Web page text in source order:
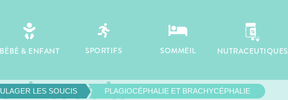

BÉBÉ & ENFANT

SPORTIFS

SOMMEIL NUTRACEUTIQUES
LES SOUCIS PLAGIOCÉPHALIE ET BRACHYCÉPHALIE
ET
CHEZ LE BÉBÉ
et traiter